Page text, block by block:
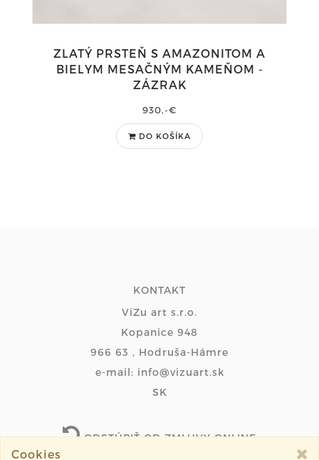
ZLATÝ PRSTEŇ S AMAZONITOM A
BIELYM MESAČNÝM KAMEŇOM -
ZÁZRAK
930,-€
DO KOŠÍKA
KONTAKT
ViZu art s.r.o.
Kopanice 948
966 63 , Hodruša-Hámre
e-mail: info@vizuart.sk
SK
ODSTÚPIŤ OD ZMLUVY ONLINE
Cookies